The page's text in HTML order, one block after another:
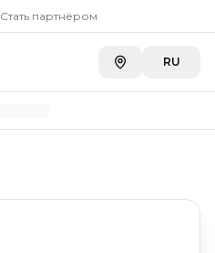
Стать партнёром
RU